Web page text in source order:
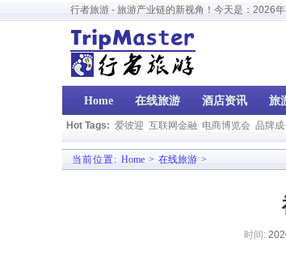
行者旅游 - 旅游产业链的新视角！今天是： 2026
Home 在线旅游 酒店资讯 旅
Hot Tags: 爱彼迎 互联网金融 电商博览会 品牌
当前位置: Home > 在线旅游 >
时间: